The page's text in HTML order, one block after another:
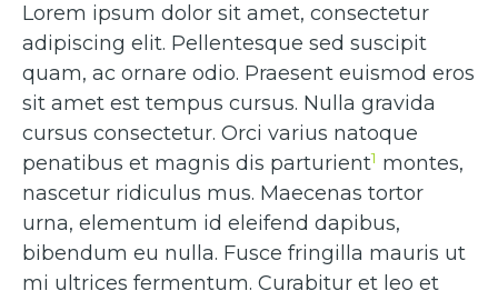
Lorem ipsum dolor sit amet, consectetur
adipiscing elit. Pellentesque sed suscipit
quam, ac ornare odio. Praesent euismod eros
sit amet est tempus cursus. Nulla gravida
cursus consectetur. Orci varius natoque
penatibus et magnis dis parturient1 montes,
nascetur ridiculus mus. Maecenas tortor
urna, elementum id eleifend dapibus,
bibendum eu nulla. Fusce fringilla mauris ut
mi ultrices fermentum. Curabitur et leo et